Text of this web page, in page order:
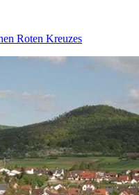
Roten Kreuzes